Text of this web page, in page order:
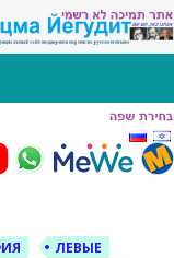
ЛЕВЫЕ